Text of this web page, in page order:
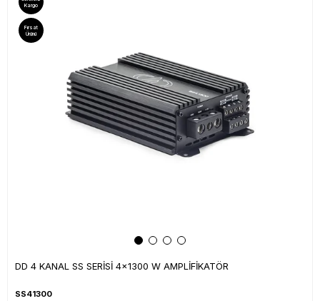
DD 4 KANAL SS SERİSİ 4x1300 W AMPLİFİKATÖR
SS41300
Kargo
Fırsat
Ürünü